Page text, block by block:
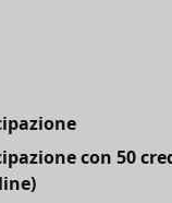
con 50